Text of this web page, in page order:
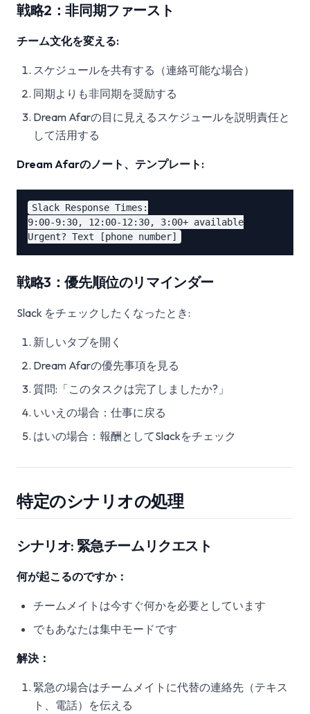
戦略2：非同期ファースト
チーム文化を変える:
スケジュールを共有する（連絡可能な場合）
同期よりも非同期を奨励する
Dream Afarの目に見えるスケジュールを説明責任と
して活用する
Dream Afarのノート、テンプレート:
Slack Response Times:
9:00-9:30, 12:00-12:30, 3:00+ available
戦略3：優先順位のリマインダー
Slack をチェックしたくなったとき:
新しいタブを開く
Dream Afarの優先事項を見る
質問:「このタスクは完了しましたか?」
いいえの場合：仕事に戻る
はいの場合：報酬としてSlackをチェック
特定のシナリオの処理
シナリオ: 緊急チームリクエスト
何が起こるのですか：
チームメイトは今すぐ何かを必要としています
でもあなたは集中モードです
解決：
緊急の場合はチームメイトに代替の連絡先（テキス
ト、電話）を伝える